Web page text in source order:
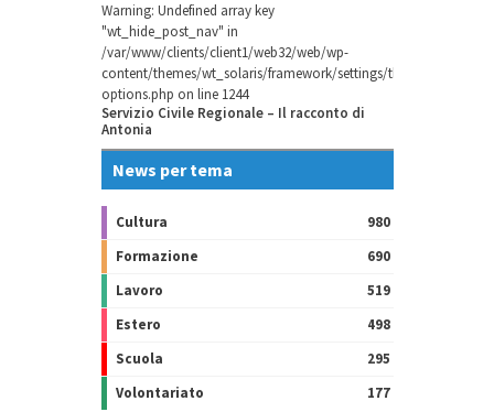
Warning: Undefined array key
"wt_hide_post_nav" in
/var/www/clients/client1/web32/web/wp-
content/themes/wt_solaris/framework/settings/theme-
options.php on line 1244
Servizio Civile Regionale – Il racconto di
Antonia
News per tema
Cultura
980
Formazione
690
Lavoro
519
Estero
498
Scuola
295
Volontariato
177